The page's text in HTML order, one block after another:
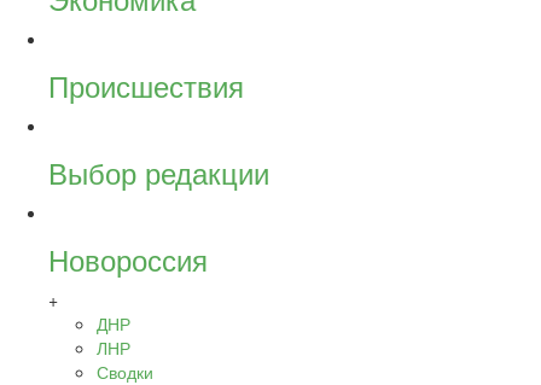
Происшествия
Выбор редакции
Новороссия
+
ДНР
ЛНР
Сводки